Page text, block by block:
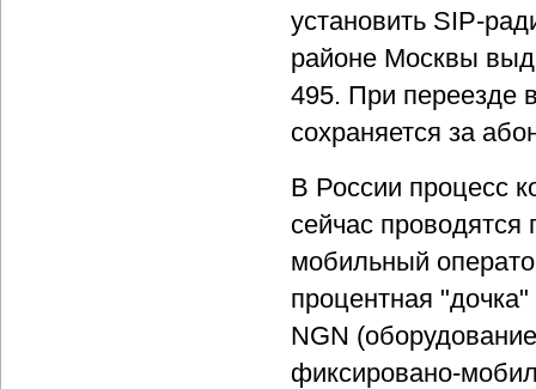
установить SIP-
районе Москвы
495. При переезде
сохраняется за
В России процесс
сейчас
мобильный
процентная
NGN
фиксировано-